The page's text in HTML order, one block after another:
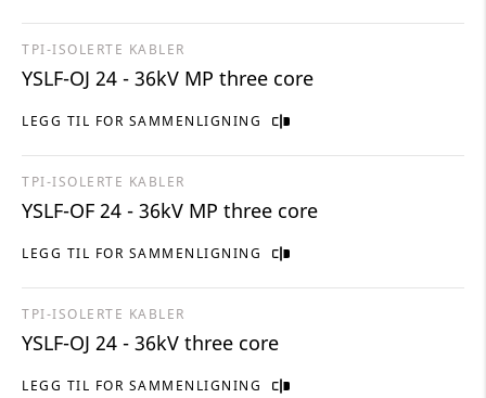
LEGG TIL FOR SAMMENLIGNING
TPI-ISOLERTE KABLER
YSLF-OJ 24 - 36kV MP three core
LEGG TIL FOR SAMMENLIGNING
TPI-ISOLERTE KABLER
YSLF-OF 24 - 36kV MP three core
LEGG TIL FOR SAMMENLIGNING
TPI-ISOLERTE KABLER
YSLF-OJ 24 - 36kV three core